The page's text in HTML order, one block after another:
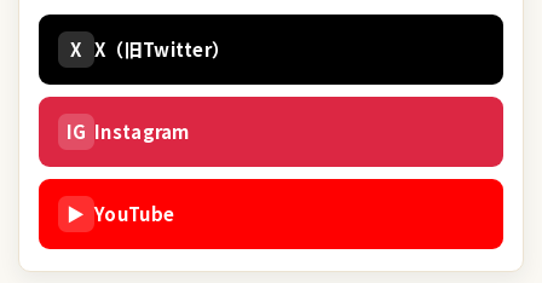
X X（旧Twitter）
IG Instagram
▶ YouTube